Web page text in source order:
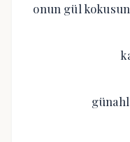
onun gül